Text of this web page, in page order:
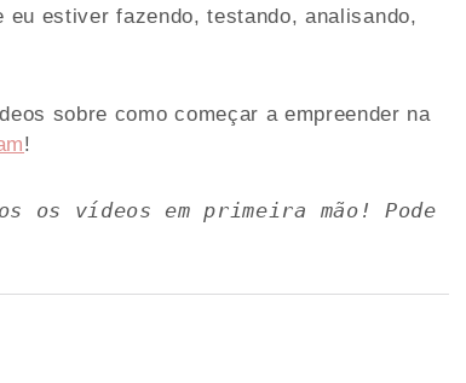
estiver fazendo, testando, analisando,
sobre como começar a empreender na
!
os vídeos em primeira mão! Pode